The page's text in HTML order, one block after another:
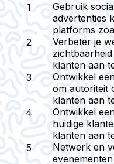
Gebruik
advertenties
platforms
Verbeter je
klanten aan
Ontwikkel
om autoriteit
klanten aan
Ontwikkel
huidige
klanten aan
Netwerk en